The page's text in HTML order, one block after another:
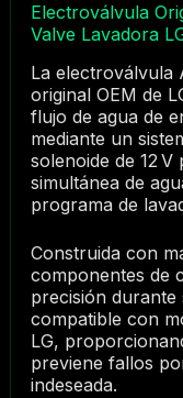
Electroválvula
Valve Lavadora
La electroválvula
original OEM de
flujo de agua de
mediante un
solenoide de 12
simultánea de
programa de
Construida con
componentes de
precisión durante
compatible con
LG,
previene fallos
indeseada.